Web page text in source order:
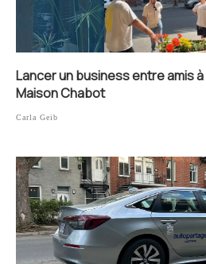
Lancer un business entre amis
Maison Chabot
Carla Geib